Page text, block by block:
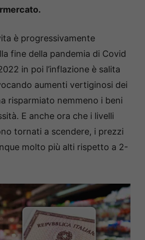
è progressivamente
fine della pandemia di Covid
in poi l’inflazione è salita
aumenti vertiginosi dei
risparmiato nemmeno i beni
E anche ora che i livelli
tornati a scendere, i prezzi
molto più alti rispetto a 2-